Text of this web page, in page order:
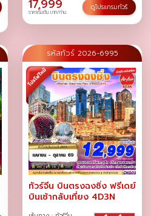
17,999
ราคาเริ่มต้น บาท/ท่าน
ดูโปรแกรมทัวร์
รหัสทัวร์ 2026-6995
ทัวร์จีน บินตรงฉงชิ่ง ฟรีเดย์
บินเช้ากลับเที่ยง 4D3N